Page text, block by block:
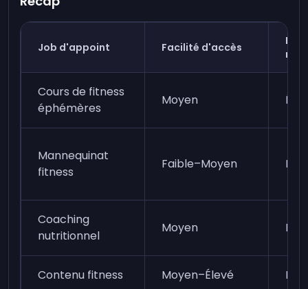
Job d'appoint Facilité d'accès
Cours de fitness
éphémères
Moyen
Mannequinat
fitness
Faible–Moyen
Coaching
nutritionnel
Moyen
Contenu fitness Moyen–Élevé